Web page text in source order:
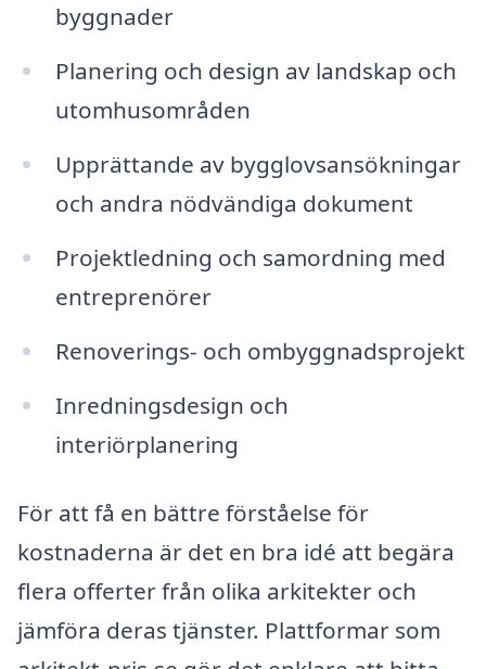
byggnader
Planering och design av landskap och
utomhusområden
Upprättande av bygglovsansökningar
och andra nödvändiga dokument
Projektledning och samordning med
entreprenörer
Renoverings- och ombyggnadsprojekt
Inredningsdesign och
interiörplanering
För att få en bättre förståelse för
kostnaderna är det en bra idé att begära
flera offerter från olika arkitekter och
jämföra deras tjänster. Plattformar som